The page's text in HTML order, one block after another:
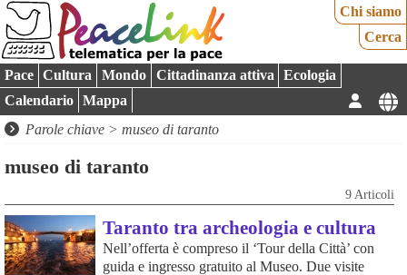
Chi siamo
Cerca
Pace Cultura Mondo Cittadinanza attiva
Ecologia
Calendario
Mappa
Parole chiave > museo di taranto
museo di taranto
9 Articoli
Taranto tra archeologia e cultura
Nell’offerta è compreso il ‘Tour della Città’ con
guida e ingresso gratuito al Museo. Due visite